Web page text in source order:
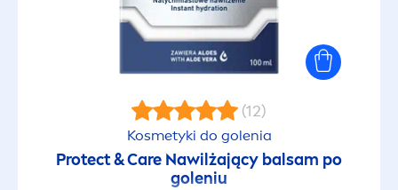
(12)
Kosmetyki do golenia
Protect&Care Nawilżający balsam po
goleniu